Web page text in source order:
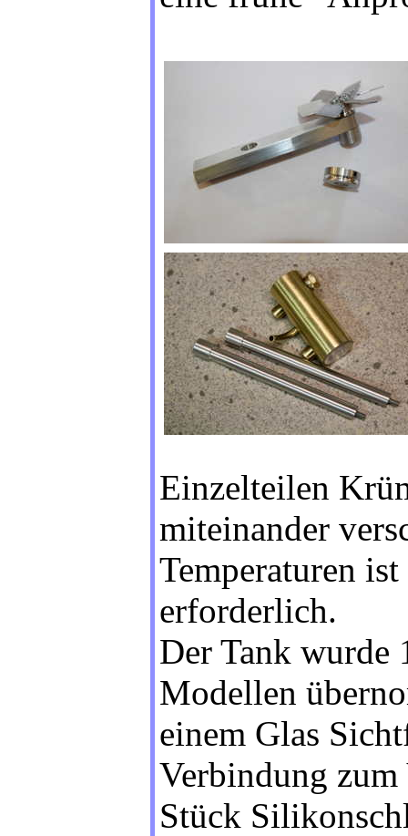
Einzelteilen
miteinander
Temperaturen
erforderlich.
Der Tank wurde
Modellen
einem Glas
Verbindung
Stück